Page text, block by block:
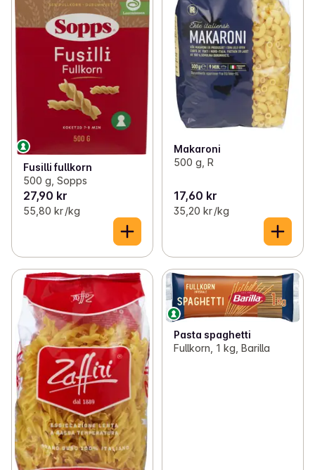
Fusilli fullkorn
500 g, Sopps
27,90 kr
55,80 kr /kg
Makaroni
500 g, R
17,60 kr
35,20 kr /kg
Pasta spaghetti
Fullkorn, 1 kg, Barilla